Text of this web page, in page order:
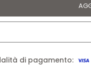
di pagamento: